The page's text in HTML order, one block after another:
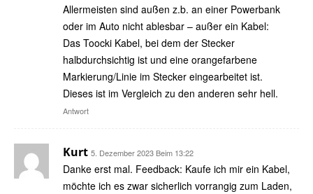
Allermeisten sind außen z.b. an einer Powerbank
oder im Auto nicht ablesbar – außer ein Kabel:
Das Toocki Kabel, bei dem der Stecker
halbdurchsichtig ist und eine orangefarbene
Markierung/Linie im Stecker eingearbeitet ist.
Dieses ist im Vergleich zu den anderen sehr hell.
Antwort
Kurt 5. Dezember 2023 Beim 13:22
Danke erst mal. Feedback: Kaufe ich mir ein Kabel,
möchte ich es zwar sicherlich vorrangig zum Laden,